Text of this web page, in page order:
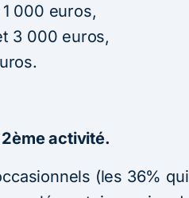
000 euros,
3 000 euros,
activité.
(les 36% qui